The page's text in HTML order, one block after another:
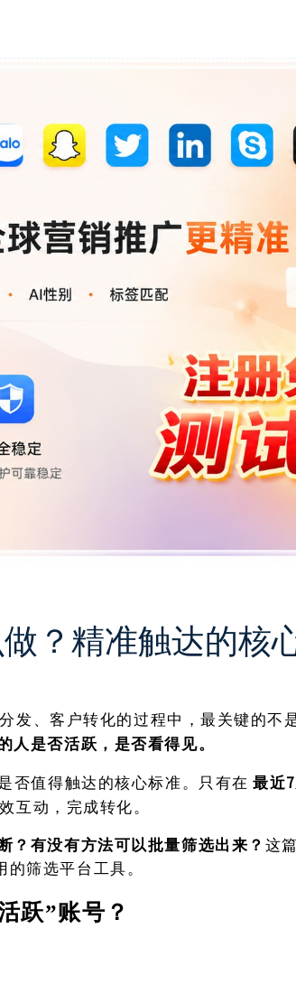
？精准触达的核
发、客户转化的过程中，最关键的不
人是否活跃，是否看得见。
否值得触达的核心标准。只有在 最近
互动，完成转化。
？有没有方法可以批量筛选出来？ 这
筛选平台工具。
跃”账号？